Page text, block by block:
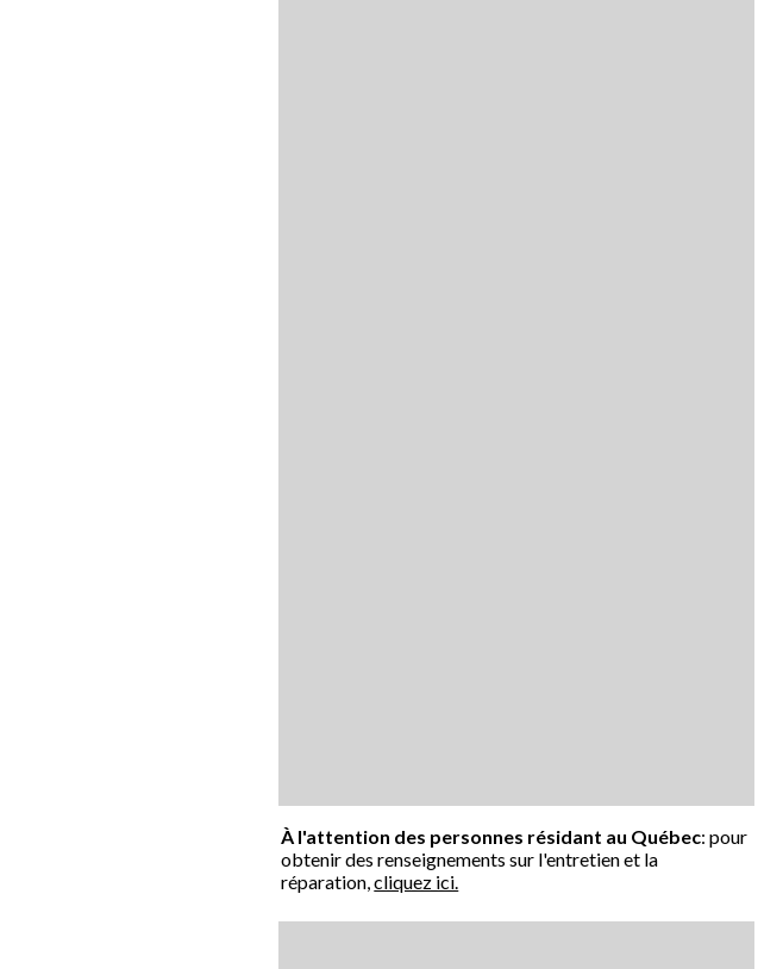
À l'attention des personnes résidant au Québec: pour
obtenir des renseignements sur l'entretien et la
réparation,cliquez ici.